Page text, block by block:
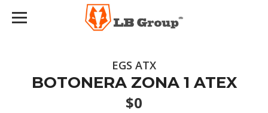
EGS ATX
BOTONERA ZONA 1 ATEX
$0